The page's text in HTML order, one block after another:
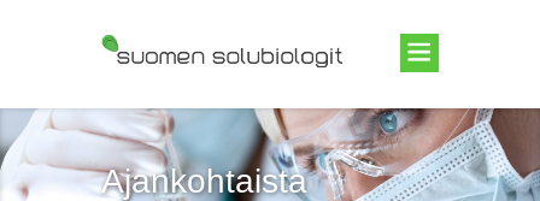
Suomen Solubiologit ry
Ajankohtaista